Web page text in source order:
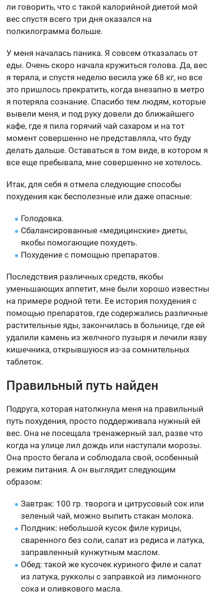
ли говорить, что с такой калорийной диетой мой
вес спустя всего три дня оказался на
полкилограмма больше.
У меня началась паника. Я совсем отказалась от
еды. Очень скоро начала кружиться голова. Да, вес
я теряла, и спустя неделю весила уже 68 кг, но все
это пришлось прекратить, когда внезапно в метро
я потеряла сознание. Спасибо тем людям, которые
вывели меня, и под руку довели до ближайшего
кафе, где я пила горячий чай сахаром и на тот
момент совершенно не представляла, что буду
делать дальше. Оставаться в том виде, в котором я
все еще пребывала, мне совершенно не хотелось.
Итак, для себя я отмела следующие способы
похудения как бесполезные или даже опасные:
Голодовка.
Сбалансированные «медицинские» диеты,
якобы помогающие похудеть.
Похудение с помощью препаратов.
Последствия различных средств, якобы
уменьшающих аппетит, мне были хорошо известны
на примере родной тети. Ее история похудения с
помощью препаратов, где содержались различные
растительные яды, закончилась в больнице, где ей
удалили камень из желчного пузыря и лечили язву
кишечника, открывшуюся из-за сомнительных
таблеток.
Правильный путь найден
Подруга, которая натолкнула меня на правильный
путь похудения, просто поддерживала нужный ей
вес. Она не посещала тренажерный зал, разве что
когда на улице лил дождь или наступали морозы.
Она просто бегала и соблюдала свой, особенный
режим питания. А он выглядит следующим
образом:
Завтрак: 100 гр. творога и цитрусовый сок или
зеленый чай, можно выпить стакан молока.
Полдник: небольшой кусок филе курицы,
сваренного без соли, салат из редиса и латука,
заправленный кунжутным маслом.
Обед: такой же кусочек куриного филе и салат
из латука, рукколы с заправкой из лимонного
сока и оливкового масла.